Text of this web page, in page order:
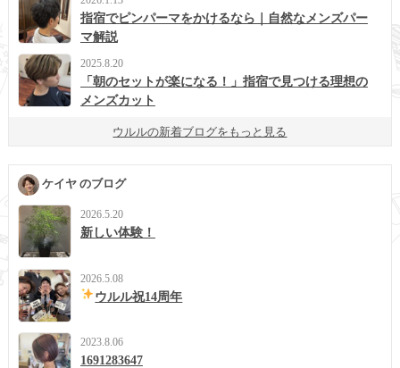
指宿でピンパーマをかけるなら｜自然なメンズパー
マ解説
2025.8.20
「朝のセットが楽になる！」指宿で見つける理想の
メンズカット
ウルルの新着ブログをもっと見る
ケイヤ のブログ
2026.5.20
新しい体験！
2026.5.08
ウルル祝14周年
2023.8.06
1691283647